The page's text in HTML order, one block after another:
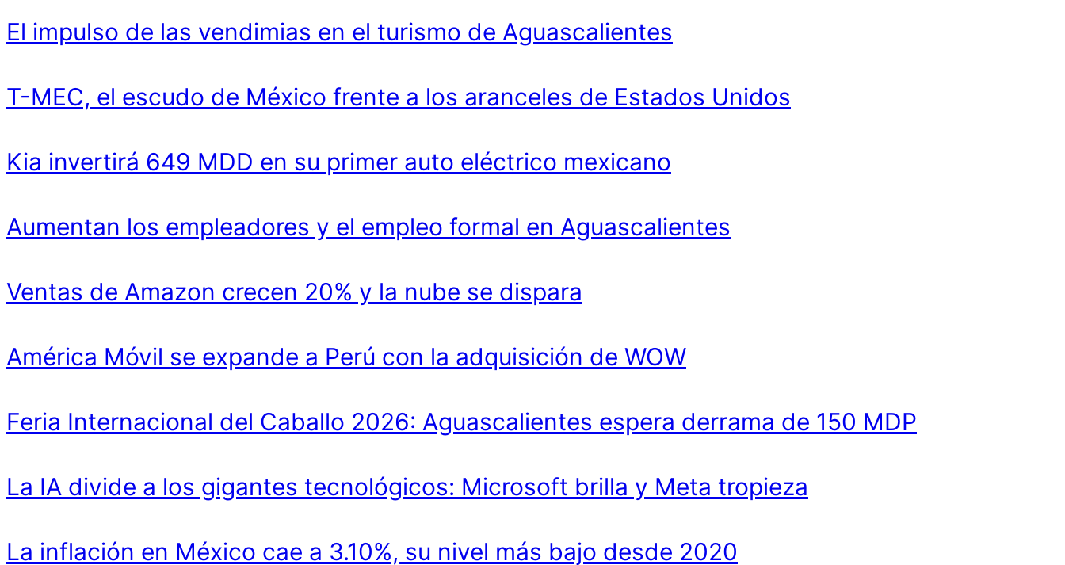
El impulso de las vendimias en el turismo de Aguascalientes
T-MEC, el escudo de México frente a los aranceles de Estados Unidos
Kia invertirá 649 MDD en su primer auto eléctrico mexicano
Aumentan los empleadores y el empleo formal en Aguascalientes
Ventas de Amazon crecen 20% y la nube se dispara
América Móvil se expande a Perú con la adquisición de WOW
Feria Internacional del Caballo 2026: Aguascalientes espera derrama de 150 MDP
La IA divide a los gigantes tecnológicos: Microsoft brilla y Meta tropieza
La inflación en México cae a 3.10%, su nivel más bajo desde 2020